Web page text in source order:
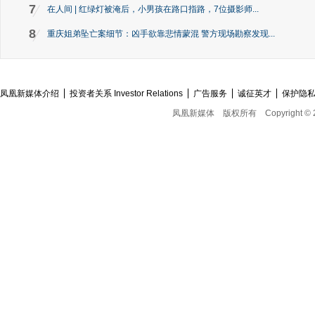
7 在人间 | 红绿灯被淹后，小男孩在路口指路，7位摄影师...
8 重庆姐弟坠亡案细节：凶手欲靠悲情蒙混 警方现场勘察发现...
凤凰新媒体介绍 投资者关系 Investor Relations 广告服务 诚征英才
保护隐
凤凰新媒体
版权所有 Copyright ©